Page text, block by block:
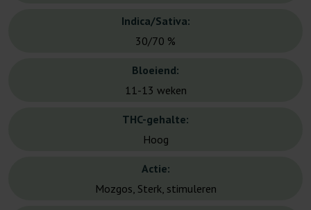
Indica/Sativa:
30/70 %
Bloeiend:
11-13 weken
THC-gehalte:
Hoog
Actie:
Mozgos, Sterk, stimuleren